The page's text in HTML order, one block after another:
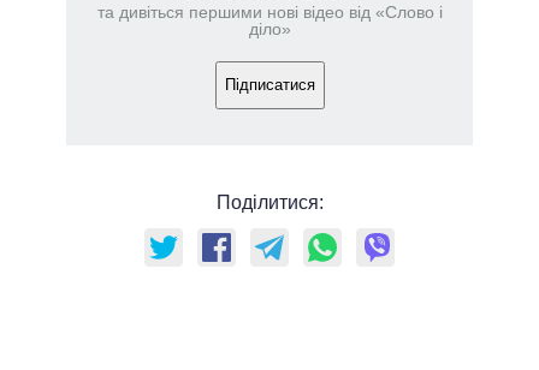
та дивіться першими нові відео від «Слово і
діло»
Підписатися
Поділитися: